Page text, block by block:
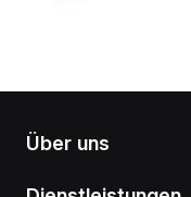
Über uns